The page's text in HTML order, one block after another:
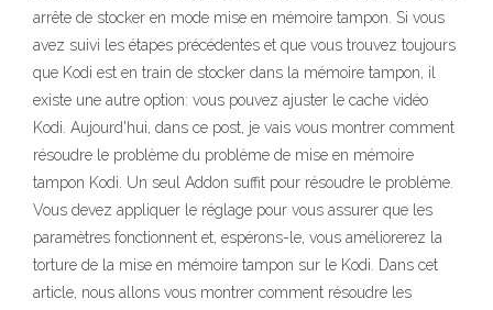
arrête de stocker en mode mise en mémoire tampon. Si vous
avez suivi les étapes précédentes et que vous trouvez toujours
que Kodi est en train de stocker dans la mémoire tampon, il
existe une autre option: vous pouvez ajuster le cache vidéo
Kodi. Aujourd'hui, dans ce post, je vais vous montrer comment
résoudre le problème du problème de mise en mémoire
tampon Kodi. Un seul Addon suffit pour résoudre le problème.
Vous devez appliquer le réglage pour vous assurer que les
paramètres fonctionnent et, espérons-le, vous améliorerez la
torture de la mise en mémoire tampon sur le Kodi. Dans cet
article, nous allons vous montrer comment résoudre les